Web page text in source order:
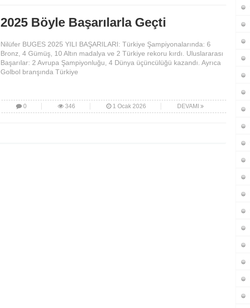
2025 Böyle Başarılarla Geçti
Nilüfer BUGES 2025 YILI BAŞARILARI: Türkiye Şampiyonalarında: 6
Bronz, 4 Gümüş, 10 Altın madalya ve 2 Türkiye rekoru kırdı. Uluslararası
Başarılar: 2 Avrupa Şampiyonluğu, 4 Dünya üçüncülüğü kazandı. Ayrıca
Golbol branşında Türkiye
0 346 1 Ocak 2026 DEVAMI